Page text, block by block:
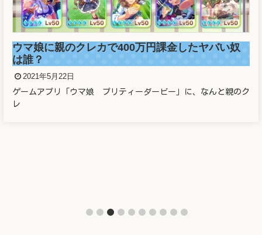
溜席で大相撲を観戦している女性が話題となっています。 こと